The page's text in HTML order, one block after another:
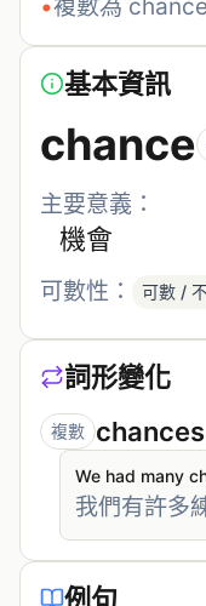
•複數為
基本資訊
chance
主要意義：
機會
可數性： 可數 /
詞形變化
複數 chances
We had many
我們有許多
例句